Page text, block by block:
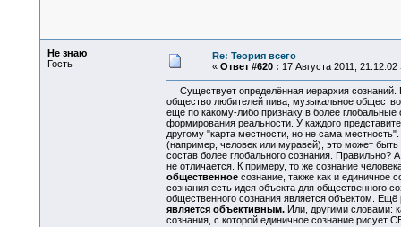
Не знаю
Гость
Re: Теория всего
« Ответ #620 : 17 Августа 2011, 21:12:02
Существует определённая иерархия сознаний.
общество любителей пива, музыкальное
ещё по какому-либо признаку в более
формирования реальности. У каждого
другому "карта местности, но не сама
(например, человек или муравей), это может
состав более глобального сознания. Правильно?
не отличается. К примеру, то же сознание
общественноесознание, также как и единичное
сознания есть идея объекта для общественного
общественного сознания является объектом.
является объективным.Или, другими словами:
сознания, с которой единичное сознание рисует